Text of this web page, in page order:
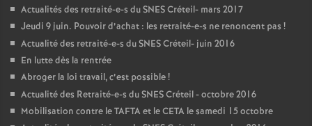
Actualités des retraité-e-s duSNESCréteil- mars 2017
Jeudi 9 juin. Pouvoir d’achat : les retraité-e-s ne renoncent pas !
Actualité des retraité-e-s duSNESCréteil- juin 2016
En lutte dès la rentrée
Abroger la loi travail, c’est possible!
Actualité des Retraité-e-s duSNESCréteil - octobre 2016
Mobilisation contre leTAFTAet leCETA le samedi 15 octobre